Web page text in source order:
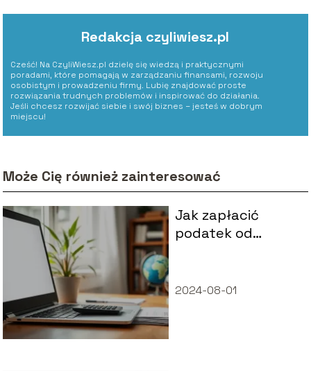
Redakcja czyliwiesz.pl
Cześć! Na CzyliWiesz.pl dzielę się wiedzą i praktycznymi
poradami, które pomagają w zarządzaniu finansami, rozwoju
osobistym i prowadzeniu firmy. Lubię znajdować proste
rozwiązania trudnych problemów i inspirować do działania.
Jeśli chcesz rozwijać siebie i swój biznes – jesteś w dobrym
miejscu!
Może Cię również zainteresować
Jak zapłacić
podatek od
internet?
2024-08-01